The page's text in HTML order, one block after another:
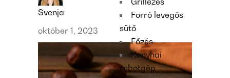
Forró levegős
sütő
Főzés
Konyhai
robotgép
Svenja
október 1, 2023